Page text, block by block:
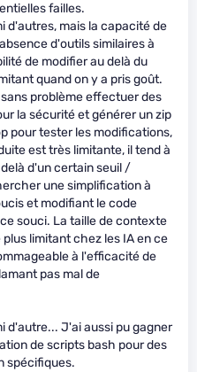
failles.
d'autres, mais la capacité de
d'outils similaires à
de modifier au delà du
quand on y a pris goût.
problème effectuer des
la sécurité et générer un zip
pour tester les modifications,
est très limitante, il tend à
d'un certain seuil /
une simplification à
et modifiant le code
souci. La taille de contexte
limitant chez les IA en ce
à l'efficacité de
pas mal de
d'autre... J'ai aussi pu gagner
de scripts bash pour des
spécifiques.